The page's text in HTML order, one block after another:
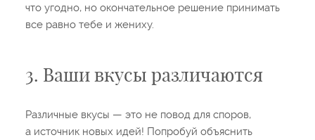
что угодно, но окончательное решение принимать
все равно тебе и жениху.
3. Ваши вкусы различаются
Различные вкусы — это не повод для споров,
а источник новых идей! Попробуй объяснить